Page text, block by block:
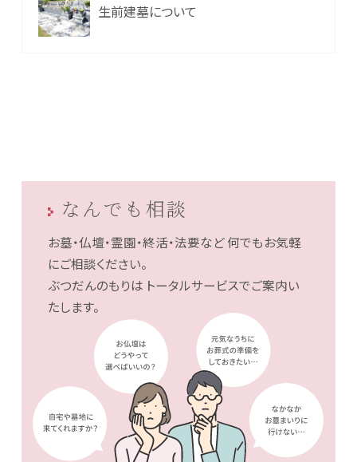
生前建墓について
なんでも相談
お墓・仏壇・霊園・終活・法要など何でもお気軽
にご相談ください。
ぶつだんのもりは トータルサービスでご案内い
たします。